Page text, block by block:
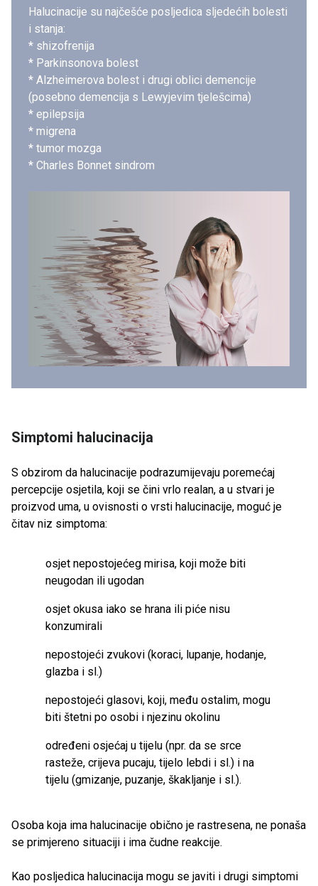
Halucinacije su najčešće posljedica sljedećih bolesti
i stanja:
* shizofrenija
* Parkinsonova bolest
* Alzheimerova bolest i drugi oblici demencije
(posebno demencija s Lewyjevim tjelešcima)
* epilepsija
* migrena
* tumor mozga
* Charles Bonnet sindrom
Simptomi halucinacija
S obzirom da halucinacije podrazumijevaju poremećaj
percepcije osjetila, koji se čini vrlo realan, a u stvari je
proizvod uma, u ovisnosti o vrsti halucinacije, moguć je
čitav niz simptoma:
osjet nepostojećeg mirisa, koji može biti
neugodan ili ugodan
osjet okusa iako se hrana ili piće nisu
konzumirali
nepostojeći zvukovi (koraci, lupanje, hodanje,
glazba i sl.)
nepostojeći glasovi, koji, među ostalim, mogu
biti štetni po osobi i njezinu okolinu
određeni osjećaj u tijelu (npr. da se srce
rasteže, crijeva pucaju, tijelo lebdi i sl.) i na
tijelu (gmizanje, puzanje, škakljanje i sl.).
Osoba koja ima halucinacije obično je rastresena, ne ponaša
se primjereno situaciji i ima čudne reakcije.
Kao posljedica halucinacija mogu se javiti i drugi simptomi